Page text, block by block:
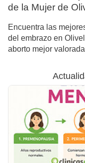
de la Mujer de
Encuentra las
del embrazo en
aborto mejor